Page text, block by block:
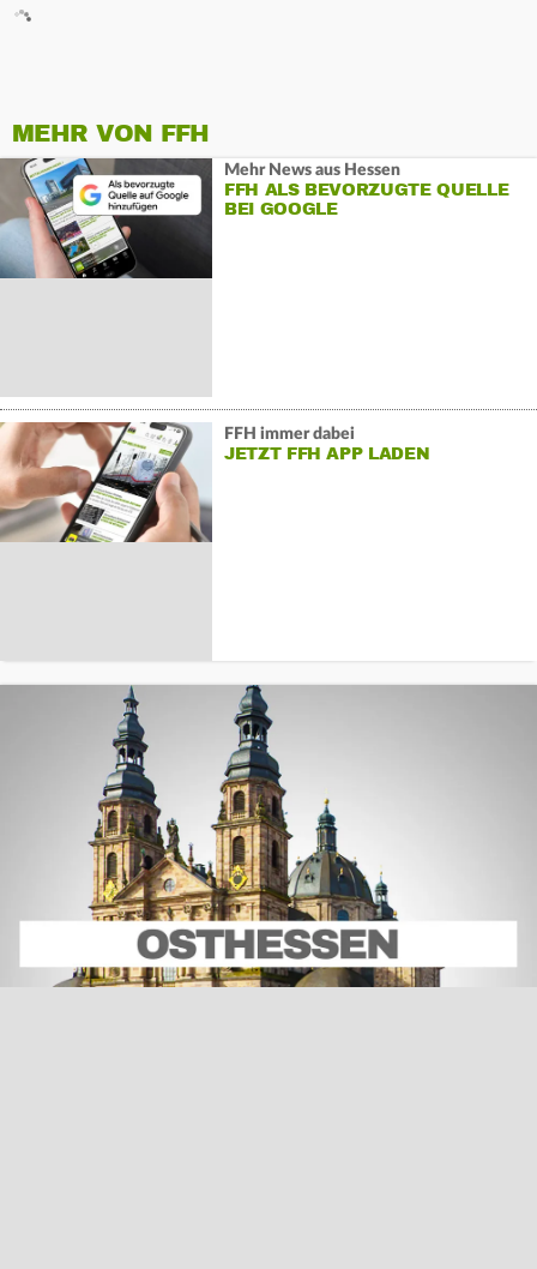
MEHR VON FFH
Mehr News aus Hessen
FFH ALS BEVORZUGTE QUELLE
BEI GOOGLE
FFH immer dabei
JETZT FFH APP LADEN